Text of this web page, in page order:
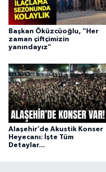
Başkan Öküzcüoğlu, "Her
zaman çiftçimizin
yanındayız"
Alaşehir’de Akustik Konser
Heyecanı: İşte Tüm
Detaylar...